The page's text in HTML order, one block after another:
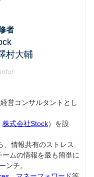
者
村大輔
経営コンサルタントとし
株式会社Stock）を設
、情報共有のストレス
ムの情報を最も簡単に
ンチ。